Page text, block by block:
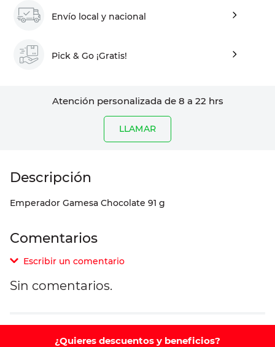
Envío local y nacional
Pick & Go ¡Gratis!
Atención personalizada de 8 a 22 hrs
LLAMAR
Emperador Gamesa Chocolate 91 g
Comentarios
Escribir un comentario
Comentario
Sin comentarios.
¿Quieres descuentos y beneficios?